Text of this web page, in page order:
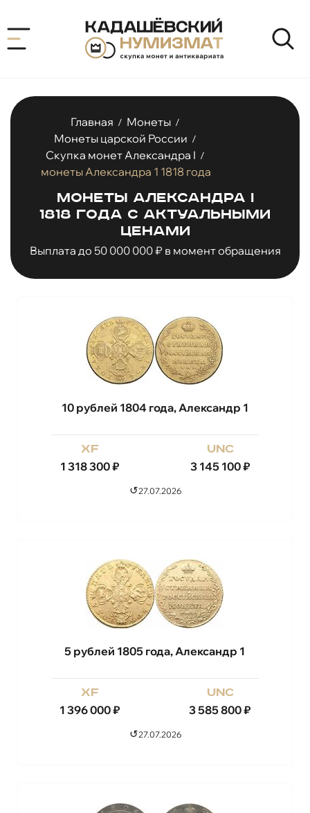
Главная / Монеты /
Монеты царской России /
Скупка монет Александра I /
монеты Александра 1 1818 года
Монеты Александра I
1818 года с актуальными
ценами
Выплата до 50 000 000 ₽ в момент обращения
10 рублей 1804 года, Александр 1
xf
1 318 300₽
unc
3 145 100₽
↺27.07.2026
5 рублей 1805 года, Александр 1
xf
1 396 000₽
unc
3 585 800₽
↺27.07.2026